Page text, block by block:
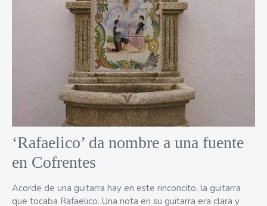
‘Rafaelico’ da nombre a una fuente
en Cofrentes
Acorde de una guitarra hay en este rinconcito, la guitarra
que tocaba Rafaelico. Una nota en su guitarra era clara y